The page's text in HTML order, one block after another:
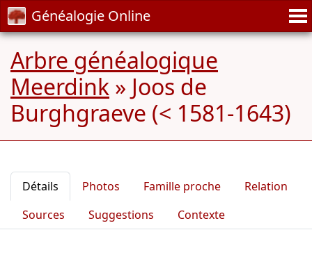
Généalogie Online
Arbre généalogique
Meerdink » Joos de
Burghgraeve (< 1581-1643)
Détails Photos Famille proche
Relation
Sources
Suggestions Contexte